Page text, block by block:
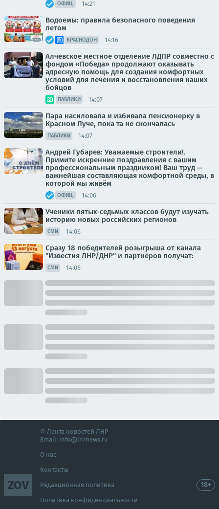
ОФИЦ. 14:21
Водоемы: правила безопасного поведения
летом
КРАСНОДОН 14:16
Алчевское местное отделение ЛДПР совместно с
фондом «Победа» продолжают оказывать
адресную помощь для создания комфортных
условий для лечения и восстановления наших
бойцов
ПАБЛИКИ 14:07
Пара насиловала и избивала пенсионерку в
Красном Луче, пока та не скончалась
ПАБЛИКИ 14:07
Андрей Губарев: Уважаемые строители!.
Примите искренние поздравления с вашим
профессиональным праздником! Ваш труд —
важнейшая составляющая комфортной среды, в
которой мы живём
ОФИЦ. 14:06
Ученики пятых-седьмых классов будут изучать
историю новых российских регионов
СМИ 14:06
Сразу 18 победителей розыгрыша от канала
"Известия ЛНР/ДНР" и партнёров получат:
СМИ 14:06
ZOV
© Лента новостей ЛНР
Email: info@lnrnews.ru
О нас
Контакты
Редакционная политика
Политика конфиденциальности
18+